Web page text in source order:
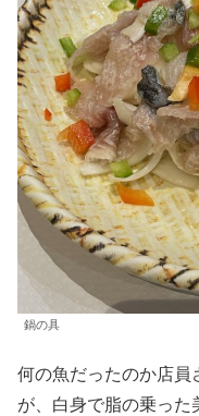
鍋の具
何の魚だったのか店員
が、白身で脂の乗った